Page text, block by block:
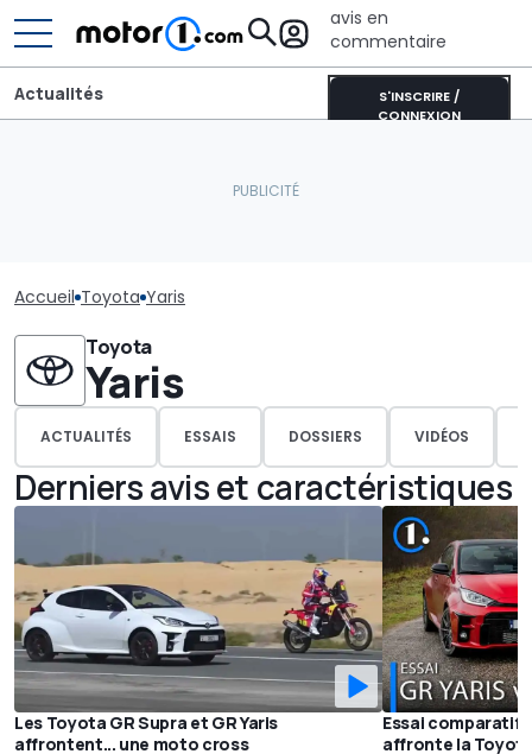
avis en
commentaire
S'INSCRIRE /
CONNEXION
Actualités
Accueil Toyota Yaris
Toyota
Yaris
ACTUALITÉS ESSAIS DOSSIERS VIDÉOS
Derniers avis et caractéristiques
Les Toyota GR Supra et GR Yaris
affrontent... une moto cross
Essai comparatif
affronte la Toyota